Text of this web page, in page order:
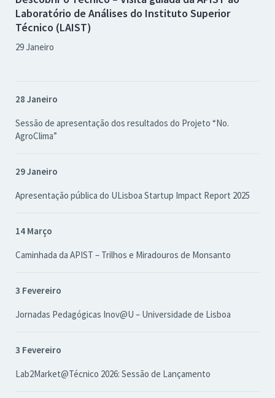
Laboratório de Análises do Instituto Superior
Técnico (LAIST)
29 Janeiro
28 Janeiro
Sessão de apresentação dos resultados do Projeto “No.
AgroClima”
29 Janeiro
Apresentação pública do ULisboa Startup Impact Report 2025
14 Março
Caminhada da APIST – Trilhos e Miradouros de Monsanto
3 Fevereiro
Jornadas Pedagógicas Inov@U – Universidade de Lisboa
3 Fevereiro
Lab2Market@Técnico 2026: Sessão de Lançamento